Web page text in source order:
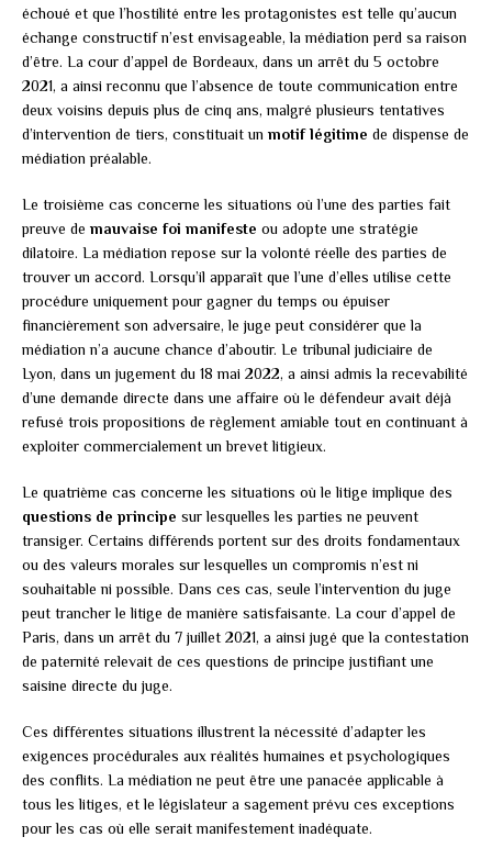
échoué et que l’hostilité entre les protagonistes est telle qu’aucun
échange constructif n’est envisageable, la médiation perd sa raison
d’être. La cour d’appel de Bordeaux, dans un arrêt du 5 octobre
2021, a ainsi reconnu que l’absence de toute communication entre
deux voisins depuis plus de cinq ans, malgré plusieurs tentatives
d’intervention de tiers, constituait un motif légitime de dispense de
médiation préalable.
Le troisième cas concerne les situations où l’une des parties fait
preuve de mauvaise foi manifeste ou adopte une stratégie
dilatoire. La médiation repose sur la volonté réelle des parties de
trouver un accord. Lorsqu’il apparaît que l’une d’elles utilise cette
procédure uniquement pour gagner du temps ou épuiser
financièrement son adversaire, le juge peut considérer que la
médiation n’a aucune chance d’aboutir. Le tribunal judiciaire de
Lyon, dans un jugement du 18 mai 2022, a ainsi admis la recevabilité
d’une demande directe dans une affaire où le défendeur avait déjà
refusé trois propositions de règlement amiable tout en continuant à
exploiter commercialement un brevet litigieux.
Le quatrième cas concerne les situations où le litige implique des
questions de principe sur lesquelles les parties ne peuvent
transiger. Certains différends portent sur des droits fondamentaux
ou des valeurs morales sur lesquelles un compromis n’est ni
souhaitable ni possible. Dans ces cas, seule l’intervention du juge
peut trancher le litige de manière satisfaisante. La cour d’appel de
Paris, dans un arrêt du 7 juillet 2021, a ainsi jugé que la contestation
de paternité relevait de ces questions de principe justifiant une
saisine directe du juge.
Ces différentes situations illustrent la nécessité d’adapter les
exigences procédurales aux réalités humaines et psychologiques
des conflits. La médiation ne peut être une panacée applicable à
tous les litiges, et le législateur a sagement prévu ces exceptions
pour les cas où elle serait manifestement inadéquate.